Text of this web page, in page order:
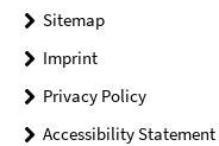
Sitemap
Imprint
Privacy Policy
Accessibility Statement